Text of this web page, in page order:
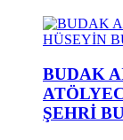
BUDAK
ŞEHRİ